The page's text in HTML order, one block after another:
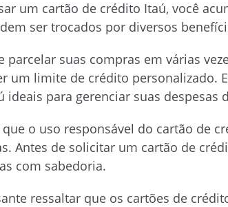
um cartão de crédito Itaú, você
ser trocados por diversos
parcelar suas compras em várias
um limite de crédito personalizado.
ideais para gerenciar suas despesas
o uso responsável do cartão de
Antes de solicitar um cartão de
com sabedoria.
ressaltar que os cartões de